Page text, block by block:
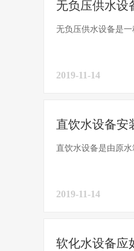
无负压供水设
无负压供水设备是
2019-11-14
直饮水设备安
直饮水设备是由原
2019-11-14
软化水设备应